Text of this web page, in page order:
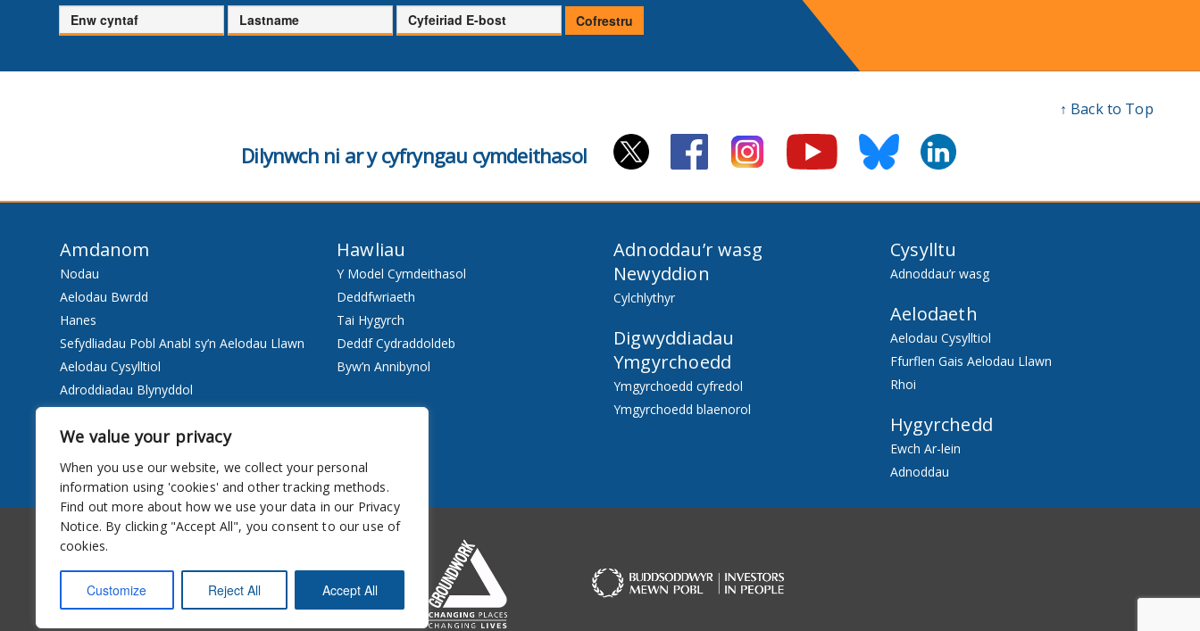
We value your privacy
When you use our website, we collect your personal
information using 'cookies' and other tracking methods.
Find out more about how we use your data in our Privacy
Notice. By clicking "Accept All", you consent to our use of
cookies.
Customize Reject All Accept All
Enw
cyntaf
Cyfenw
Cyfeiriad
E-
Cofrestru
↑ Back to Top
Dilynwch ni ar y cyfryngau cymdeithasol
Amdanom
Nodau
Aelodau Bwrdd
Hanes
Sefydliadau Pobl Anabl sy’n Aelodau Llawn
Aelodau Cysylltiol
Adroddiadau Blynyddol
Staff
Pwy ydyn ni
Gwasanaethau
Hawliau
Y Model Cymdeithasol
Deddfwriaeth
Tai Hygyrch
Deddf Cydraddoldeb
Byw’n Annibynol
Adnoddau’r wasg
Newyddion
Cylchlythyr
Digwyddiadau
Ymgyrchoedd
Ymgyrchoedd cyfredol
Ymgyrchoedd blaenorol
Cysylltu
Adnoddau’r wasg
Aelodaeth
Aelodau Cysylltiol
Ffurflen Gais Aelodau Llawn
Rhoi
Hygyrchedd
Ewch Ar-lein
Adnoddau
Hygyrchedd Cylchlythyr